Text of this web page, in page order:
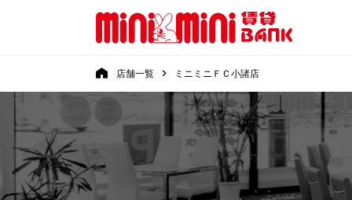
店舗一覧 ミニミニＦＣ小諸店